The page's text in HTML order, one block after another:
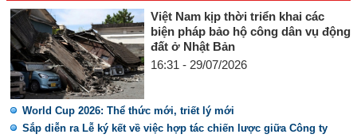
Việt Nam kịp thời triển khai các
biện pháp bảo hộ công dân vụ động
đất ở Nhật Bản
16:31 - 29/07/2026
World Cup 2026: Thể thức mới, triết lý mới
Sắp diễn ra Lễ ký kết về việc hợp tác chiến lược giữa Công ty